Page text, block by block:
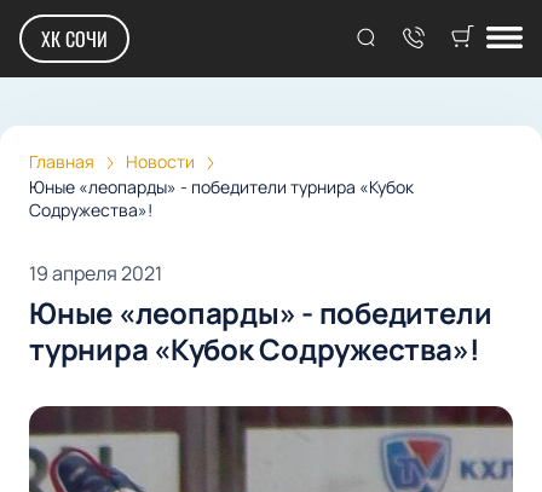
ХК СОЧИ
Главная
Новости
Юные «леопарды» - победители турнира «Кубок
Содружества»!
19 апреля 2021
Юные «леопарды» - победители
турнира «Кубок Содружества»!